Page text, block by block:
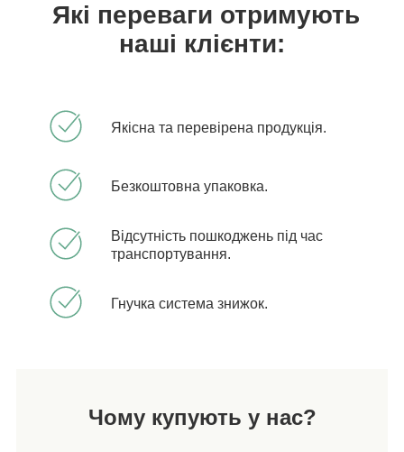
Які переваги отримують
наші клієнти:
Якісна та перевірена продукція.
Безкоштовна упаковка.
Відсутність пошкоджень під час
транспортування.
Гнучка система знижок.
Чому купують у нас?